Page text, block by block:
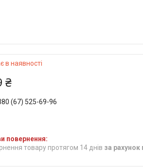
в наявності
₴
(67) 525-69-96
товару протягом 14 днів за рахунок